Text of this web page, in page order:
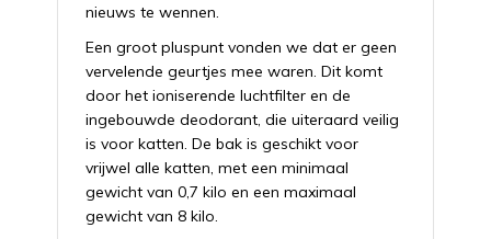
nieuws te wennen.
Een groot pluspunt vonden we dat er geen
vervelende geurtjes mee waren. Dit komt
door het ioniserende luchtfilter en de
ingebouwde deodorant, die uiteraard veilig
is voor katten. De bak is geschikt voor
vrijwel alle katten, met een minimaal
gewicht van 0,7 kilo en een maximaal
gewicht van 8 kilo.